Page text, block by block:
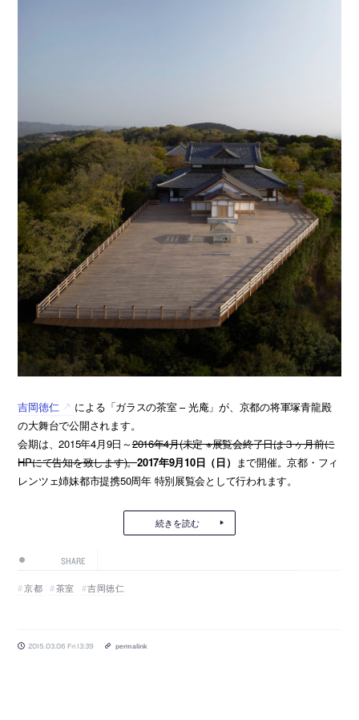
吉岡徳仁
による「ガラスの茶室 – 光庵」が、京都の将軍塚青龍殿
の大舞台で公開されます。
会期は、2015年4月9日～2016年4月(未定 ※展覧会終了日は３ヶ月前に
HPにて告知を致します)。2017年9月10日（日） まで開催。京都・フィ
レンツェ姉妹都市提携50周年 特別展覧会として行われます。
続きを読む
SHARE
京都 茶室 吉岡徳仁
2015.03.06 Fri 13:39 permalink